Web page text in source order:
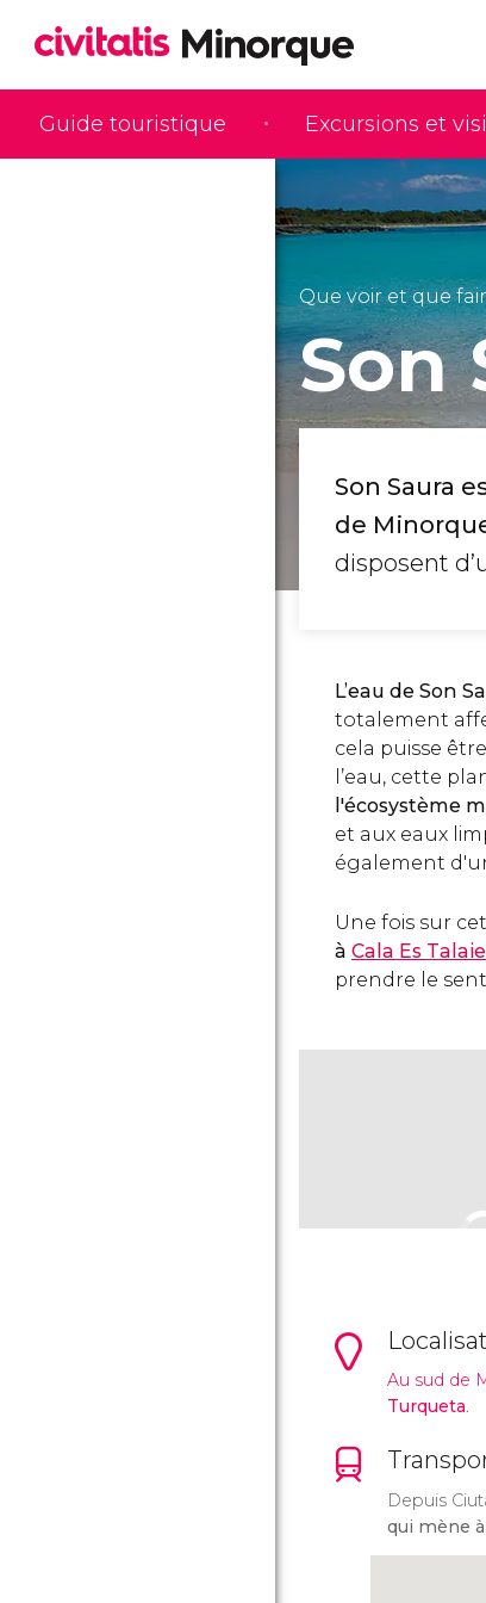
Guide touristique Excursions et
Que voir et que
Son
Son Saura
de
disposent
L’eau de Son
totalement
cela puisse
l’eau, cette
l'écosystème
et aux eaux
également
Une fois sur
à Cala Es
prendre le
Au sud de
Turqueta.
Depuis
qui mène